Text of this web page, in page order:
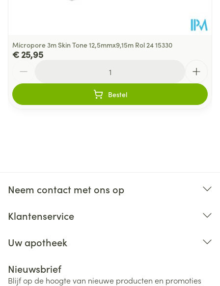
Micropore 3m Skin Tone 12,5mmx9,15m Rol 24 15330
€ 25,95
Bestel
Neem contact met ons op
Klantenservice
Uw apotheek
Nieuwsbrief
Blijf op de hoogte van nieuwe producten en promoties